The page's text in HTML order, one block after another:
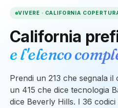
VIVERE · CALIFORNIA
California
e l'elenco
Prendi un 213 che segnala
un 415 che dice tecnologia
dice Beverly Hills. I 36